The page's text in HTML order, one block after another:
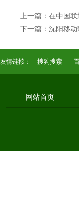
上一篇：在中国
下一篇：沈阳移
友情链接： 搜狗搜索
网站首页